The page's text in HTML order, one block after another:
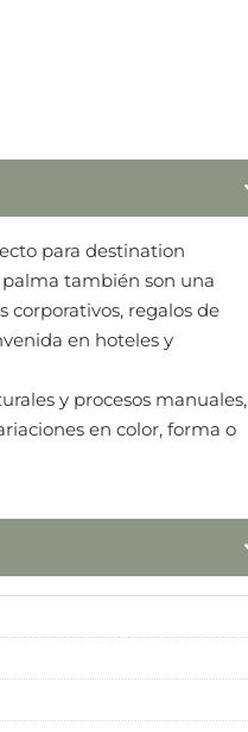
para destination
también son una
corporativos, regalos de
en hoteles y
y procesos manuales,
en color, forma o